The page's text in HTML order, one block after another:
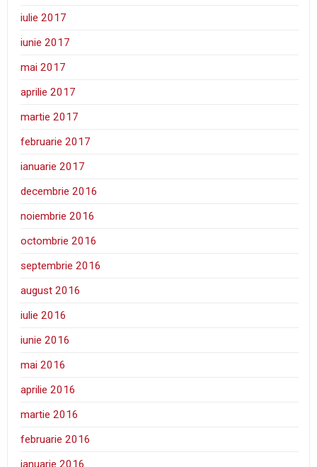
iulie 2017
iunie 2017
mai 2017
aprilie 2017
martie 2017
februarie 2017
ianuarie 2017
decembrie 2016
noiembrie 2016
octombrie 2016
septembrie 2016
august 2016
iulie 2016
iunie 2016
mai 2016
aprilie 2016
martie 2016
februarie 2016
ianuarie 2016